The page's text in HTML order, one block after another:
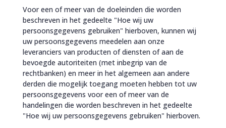
Voor een of meer van de doeleinden die worden
beschreven in het gedeelte "Hoe wij uw
persoonsgegevens gebruiken" hierboven, kunnen wij
uw persoonsgegevens meedelen aan onze
leveranciers van producten of diensten of aan de
bevoegde autoriteiten (met inbegrip van de
rechtbanken) en meer in het algemeen aan andere
derden die mogelijk toegang moeten hebben tot uw
persoonsgegevens voor een of meer van de
handelingen die worden beschreven in het gedeelte
"Hoe wij uw persoonsgegevens gebruiken" hierboven.